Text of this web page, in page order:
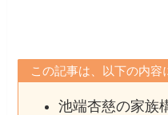
この記事は、以下の内容
池端杏慈の家族